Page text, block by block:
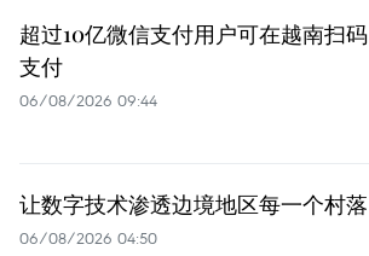
超过10亿微信支付用户可在越南扫码
支付
06/08/2026 09:44
让数字技术渗透边境地区每一个村落
06/08/2026 04:50